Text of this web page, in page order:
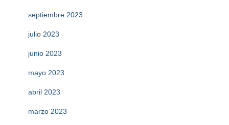
septiembre 2023
julio 2023
junio 2023
mayo 2023
abril 2023
marzo 2023